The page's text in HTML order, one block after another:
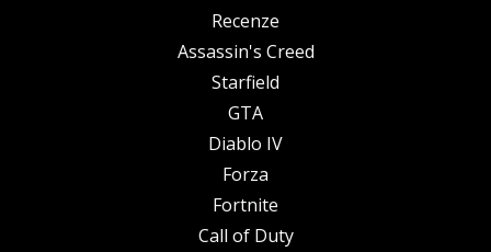
Recenze
Assassin's Creed
Starfield
GTA
Diablo IV
Forza
Fortnite
Call of Duty